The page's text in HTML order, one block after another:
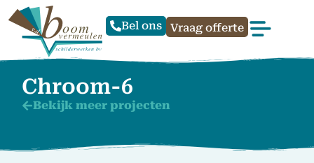
Bel ons Vraag offerte
Chroom-6
Bekijk meer projecten